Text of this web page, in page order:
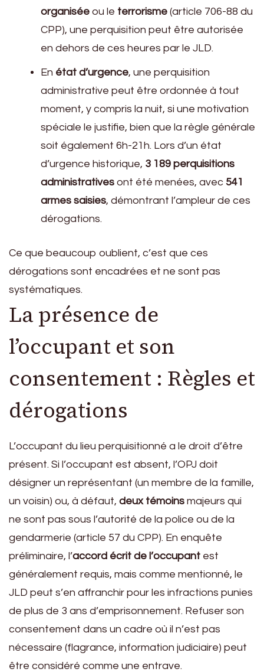
organisée ou le terrorisme (article 706-88 du
CPP), une perquisition peut être autorisée
en dehors de ces heures par le JLD.
En état d’urgence, une perquisition
administrative peut être ordonnée à tout
moment, y compris la nuit, si une motivation
spéciale le justifie, bien que la règle générale
soit également 6h-21h. Lors d’un état
d’urgence historique, 3 189 perquisitions
administratives ont été menées, avec 541
armes saisies, démontrant l’ampleur de ces
dérogations.
Ce que beaucoup oublient, c’est que ces
dérogations sont encadrées et ne sont pas
systématiques.
La présence de
l’occupant et son
consentement : Règles et
dérogations
L’occupant du lieu perquisitionné a le droit d’être
présent. Si l’occupant est absent, l’OPJ doit
désigner un représentant (un membre de la famille,
un voisin) ou, à défaut, deux témoins majeurs qui
ne sont pas sous l’autorité de la police ou de la
gendarmerie (article 57 du CPP). En enquête
préliminaire, l’accord écrit de l’occupant est
généralement requis, mais comme mentionné, le
JLD peut s’en affranchir pour les infractions punies
de plus de 3 ans d’emprisonnement. Refuser son
consentement dans un cadre où il n’est pas
nécessaire (flagrance, information judiciaire) peut
être considéré comme une entrave.